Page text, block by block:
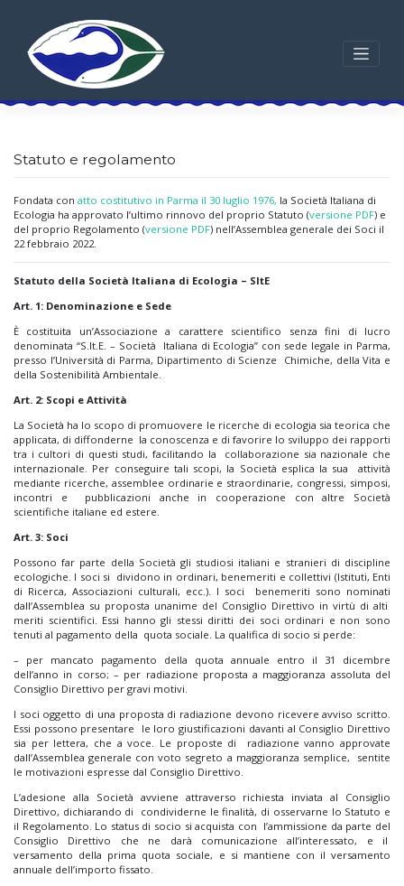
Statuto e regolamento
Fondata con atto costitutivo in Parma il 30 luglio 1976, la Società Italiana di
Ecologia ha approvato l’ultimo rinnovo del proprio Statuto (versione PDF) e
del proprio Regolamento (versione PDF) nell’Assemblea generale dei Soci il
22 febbraio 2022.
Statuto della Società Italiana di Ecologia – SItE
Art. 1: Denominazione e Sede
È costituita un’Associazione a carattere scientifico senza fini di lucro
denominata “S.It.E. – Società Italiana di Ecologia” con sede legale in Parma,
presso l’Università di Parma, Dipartimento di Scienze Chimiche, della Vita e
della Sostenibilità Ambientale.
Art. 2: Scopi e Attività
La Società ha lo scopo di promuovere le ricerche di ecologia sia teorica che
applicata, di diffonderne la conoscenza e di favorire lo sviluppo dei rapporti
tra i cultori di questi studi, facilitando la collaborazione sia nazionale che
internazionale. Per conseguire tali scopi, la Società esplica la sua attività
mediante ricerche, assemblee ordinarie e straordinarie, congressi, simposi,
incontri e pubblicazioni anche in cooperazione con altre Società
scientifiche italiane ed estere.
Art. 3: Soci
Possono far parte della Società gli studiosi italiani e stranieri di discipline
ecologiche. I soci si dividono in ordinari, benemeriti e collettivi (Istituti, Enti
di Ricerca, Associazioni culturali, ecc.). I soci benemeriti sono nominati
dall’Assemblea su proposta unanime del Consiglio Direttivo in virtù di alti
meriti scientifici. Essi hanno gli stessi diritti dei soci ordinari e non sono
tenuti al pagamento della quota sociale. La qualifica di socio si perde:
– per mancato pagamento della quota annuale entro il 31 dicembre
dell’anno in corso; – per radiazione proposta a maggioranza assoluta del
Consiglio Direttivo per gravi motivi.
I soci oggetto di una proposta di radiazione devono ricevere avviso scritto.
Essi possono presentare le loro giustificazioni davanti al Consiglio Direttivo
sia per lettera, che a voce. Le proposte di radiazione vanno approvate
dall’Assemblea generale con voto segreto a maggioranza semplice, sentite
le motivazioni espresse dal Consiglio Direttivo.
L’adesione alla Società avviene attraverso richiesta inviata al Consiglio
Direttivo, dichiarando di condividerne le finalità, di osservarne lo Statuto e
il Regolamento. Lo status di socio si acquista con l’ammissione da parte del
Consiglio Direttivo che ne darà comunicazione all’interessato, e il
versamento della prima quota sociale, e si mantiene con il versamento
annuale dell’importo fissato.